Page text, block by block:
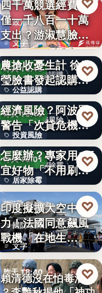
政治金流
文字
四千萬競選經費，
僅一千八百一十萬
支出？游淑慧臉書
追問鄭：…
♡
公益認購
昨天 19:15
公益認購
文字
颱風來襲 五峰鄉果
農搶收憂生計 徐欣
瑩臉書發起認購水
梨行…
♡
投資風險
昨天 19:10
投資風險
文字
AI投資恐成下一個
經濟風險？阿波羅
警告「次貸危機
式」逆轉…
♡
居家除霉
昨天 19:01
居家除霉
文字
牆壁反覆潮濕發霉
怎麼辦？專家用1便
宜好物「不用刷清
除陳年…
♡
昨天 18:45
國防軍購
文字
印度擬擴大空中戰
力！法國同意飆風
戰機「在地生
產」，機隊規…
♡
昨天 18:40
賴清德沒在怕毒油案
♡